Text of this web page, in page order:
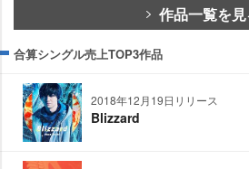
作品一覧を
合算シングル売上TOP3作品
2018年12月19日リリース
Blizzard